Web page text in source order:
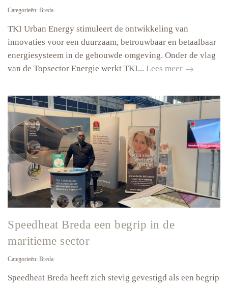
Categorieën: Breda
TKI Urban Energy stimuleert de ontwikkeling van
innovaties voor een duurzaam, betrouwbaar en betaalbaar
energiesysteem in de gebouwde omgeving. Onder de vlag
van de Topsector Energie werkt TKI... Lees meerExperts
Speedheat
als
innovatie
voor
woning-
Speedheat Breda een begrip in de
maritieme sector
Categorieën: Breda
Speedheat Breda heeft zich stevig gevestigd als een begrip